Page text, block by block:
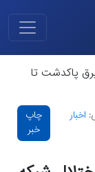
اخبار
چاپ
خبر